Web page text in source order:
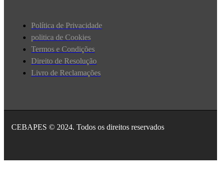
Política de Privacidade
politica de Cookies
Termos e Condições
Direito de Resolução
Livro de Reclamações
CEBAPES © 2024. Todos os direitos reservados